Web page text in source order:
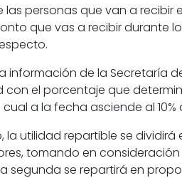
las personas que van a recibir
que vas a recibir durante
información de la Secretaría
el porcentaje que
cual a la fecha asciende al
la utilidad repartible se dividirá
tomando en
segunda se repartirá en